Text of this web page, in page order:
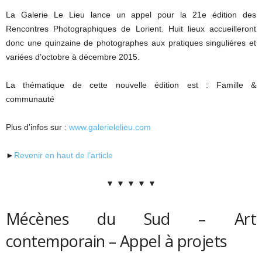
La Galerie Le Lieu lance un appel pour la 21e édition des
Rencontres Photographiques de Lorient. Huit lieux accueilleront
donc une quinzaine de photographes aux pratiques singulières et
variées d’octobre à décembre 2015.
La thématique de cette nouvelle édition est : Famille &
communauté
Plus d’infos sur : www.galerielelieu.com
► Revenir en haut de l’article
▼ ▼ ▼ ▼ ▼
Mécènes du Sud – Art
contemporain – Appel à projets